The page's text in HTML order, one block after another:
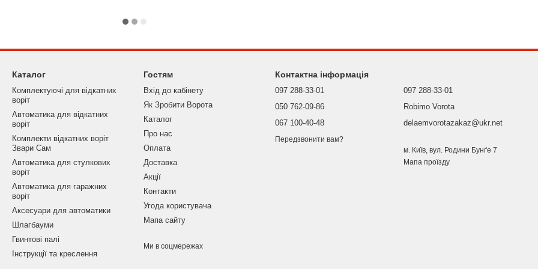
проконсультують Вас з
Каталог
Комплектуючі для відкатних
воріт
Автоматика для відкатних
воріт
Комплекти відкатних воріт
Звари Сам
Автоматика для стулкових
воріт
Автоматика для гаражних
воріт
Аксесуари для автоматики
Шлагбауми
Гвинтові палі
Інструкції та креслення
Гостям
Вхід до кабінету
Як Зробити Ворота
Каталог
Про нас
Оплата
Доставка
Акції
Контакти
Угода користувача
Мапа сайту
Ми в соцмережах
Контактна інформація
097 288-33-01
050 762-09-86
067 100-40-48
Передзвонити вам?
097 288-33-01
Robimo Vorota
delaemvorotazakaz@ukr.net
м. Київ, вул. Родини Бунґе 7
Мапа проїзду